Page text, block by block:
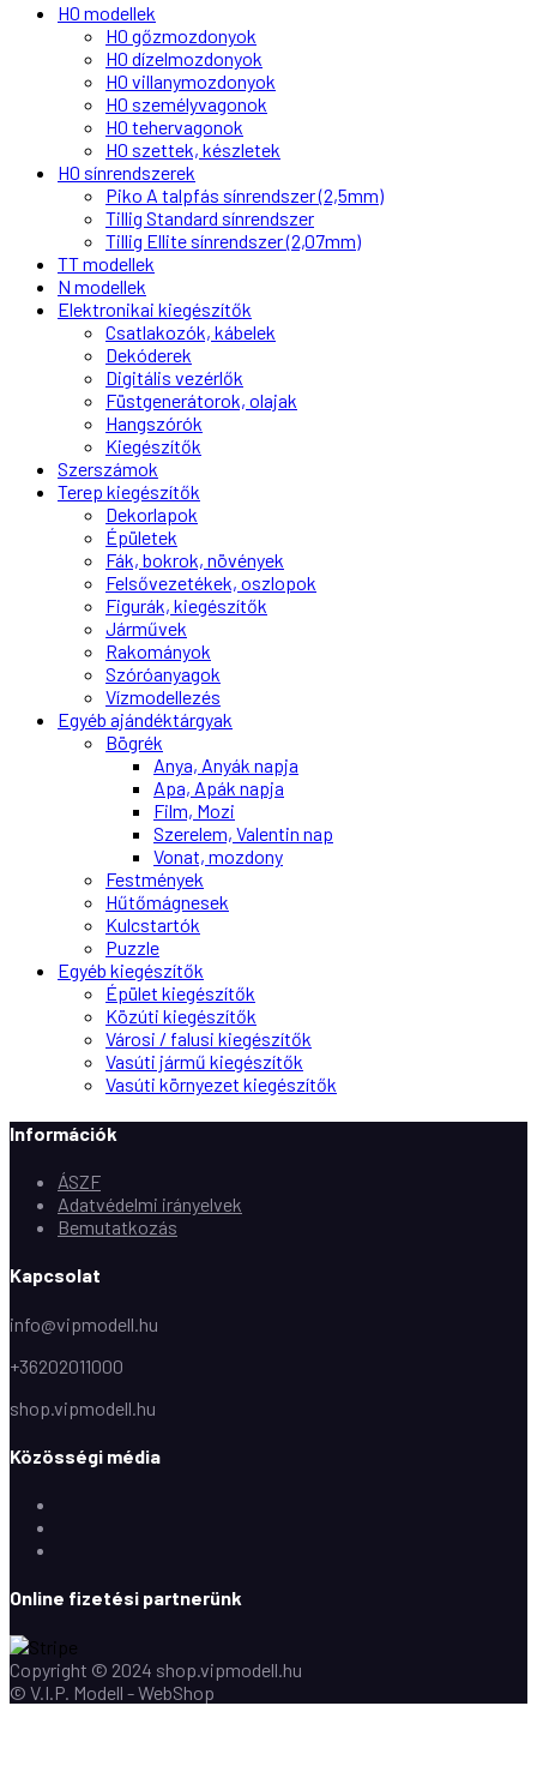
H0 modellek
H0 gőzmozdonyok
H0 dízelmozdonyok
H0 villanymozdonyok
H0 személyvagonok
H0 tehervagonok
H0 szettek, készletek
H0 sínrendszerek
Piko A talpfás sínrendszer (2,5mm)
Tillig Standard sínrendszer
Tillig Ellite sínrendszer (2,07mm)
TT modellek
N modellek
Elektronikai kiegészítők
Csatlakozók, kábelek
Dekóderek
Digitális vezérlők
Füstgenerátorok, olajak
Hangszórók
Kiegészítők
Szerszámok
Terep kiegészítők
Dekorlapok
Épületek
Fák, bokrok, növények
Felsővezetékek, oszlopok
Figurák, kiegészítők
Járművek
Rakományok
Szóróanyagok
Vízmodellezés
Egyéb ajándéktárgyak
Bögrék
Anya, Anyák napja
Apa, Apák napja
Film, Mozi
Szerelem, Valentin nap
Vonat, mozdony
Festmények
Hűtőmágnesek
Kulcstartók
Puzzle
Egyéb kiegészítők
Épület kiegészítők
Közúti kiegészítők
Városi / falusi kiegészítők
Vasúti jármű kiegészítők
Vasúti környezet kiegészítők
Információk
ÁSZF
Adatvédelmi irányelvek
Bemutatkozás
Kapcsolat
info@vipmodell.hu
+36202011000
shop.vipmodell.hu
Közösségi média
Online fizetési partnerünk
Copyright © 2024 shop.vipmodell.hu
© V.I.P. Modell - WebShop